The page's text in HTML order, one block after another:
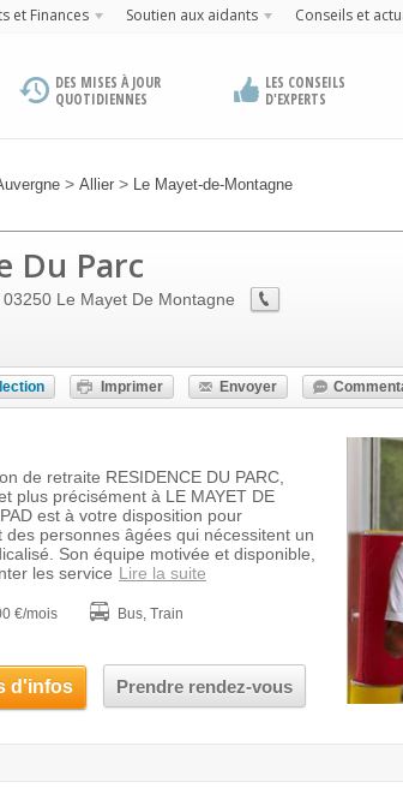
et Finances Soutien aux aidants Conseils et
DES MISES À JOUR
QUOTIDIENNES
LES CONSEILS
D'EXPERTS
> Allier > Le Mayet-de-Montagne
Du Parc
03250 Le Mayet De Montagne
Imprimer Envoyer
de retraite RESIDENCE DU PARC,
plus précisément à LE MAYET DE
est à votre disposition pour
des personnes âgées qui nécessitent un
Son équipe motivée et disponible,
les service Lire la suite
€/mois Bus, Train
d'infos Prendre rendez-vous